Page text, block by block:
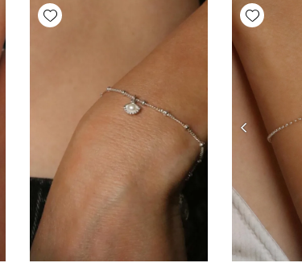
Add wishlist
Add wishlist